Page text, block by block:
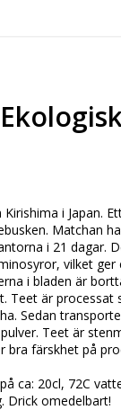
i Japan.
Matchan
i 21 dagar.
vilket ger
i bladen är
Teet är processat
Sedan
Teet är
bra färskhet på
ca: 20cl, 72C
Drick omedelbart!